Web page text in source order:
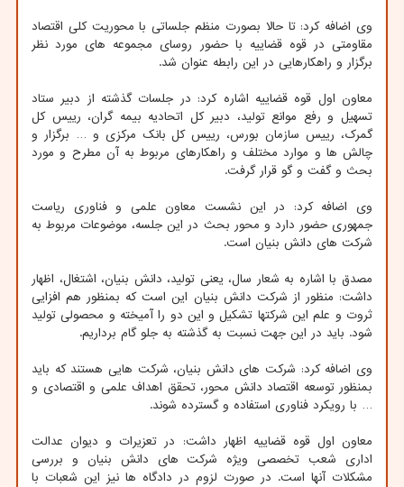
وی اضافه کرد: تا حالا بصورت منظم جلساتی با محوریت کلی اقتصاد
مقاومتی در قوه قضاییه با حضور روسای مجموعه های مورد نظر
برگزار و راهکارهایی در این رابطه عنوان شد.
معاون اول قوه قضاییه اشاره کرد: در جلسات گذشته از دبیر ستاد
تسهیل و رفع موانع تولید، دبیر کل اتحادیه بیمه گران، رییس کل
گمرک، رییس سازمان بورس، رییس کل بانک مرکزی و … برگزار و
چالش ها و موارد مختلف و راهکارهای مربوط به آن مطرح و مورد
بحث و گفت و گو قرار گرفت.
وی اضافه کرد: در این نشست معاون علمی و فناوری ریاست
جمهوری حضور دارد و محور بحث در این جلسه، موضوعات مربوط به
شرکت های دانش بنیان است.
مصدق با اشاره به شعار سال، یعنی تولید، دانش بنیان، اشتغال، اظهار
داشت: منظور از شرکت دانش بنیان این است که بمنظور هم افزایی
ثروت و علم این شرکتها تشکیل و این دو را آمیخته و محصولی تولید
شود. باید در این جهت نسبت به گذشته به جلو گام برداریم.
وی اضافه کرد: شرکت های دانش بنیان، شرکت هایی هستند که باید
بمنظور توسعه اقتصاد دانش محور، تحقق اهداف علمی و اقتصادی و
… با رویکرد فناوری استفاده و گسترده شوند.
معاون اول قوه قضاییه اظهار داشت: در تعزیرات و دیوان عدالت
اداری شعب تخصصی ویژه شرکت های دانش بنیان و بررسی
مشکلات آنها است. در صورت لزوم در دادگاه ها نیز این شعبات با